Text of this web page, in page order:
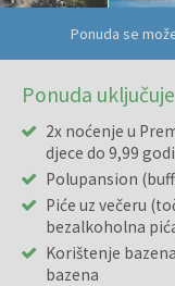
Ponuda se
Ponuda uključuje
2x noćenje u
djece do 9,99
Polupansion
Piće uz večeru
bezalkoholna
Korištenje
bazena